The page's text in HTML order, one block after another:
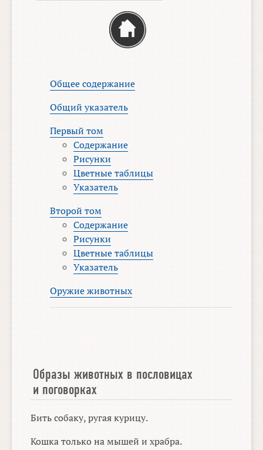
Общее содержание
Общий указатель
Первый том
Содержание
Рисунки
Цветные таблицы
Указатель
Второй том
Содержание
Рисунки
Цветные таблицы
Указатель
Оружие животных
Образы животных в пословицах
и поговорках
Бить собаку, ругая курицу.
Кошка только на мышей и храбра.